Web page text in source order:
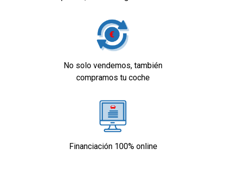
No solo vendemos, también
compramos tu coche
Financiación 100% online